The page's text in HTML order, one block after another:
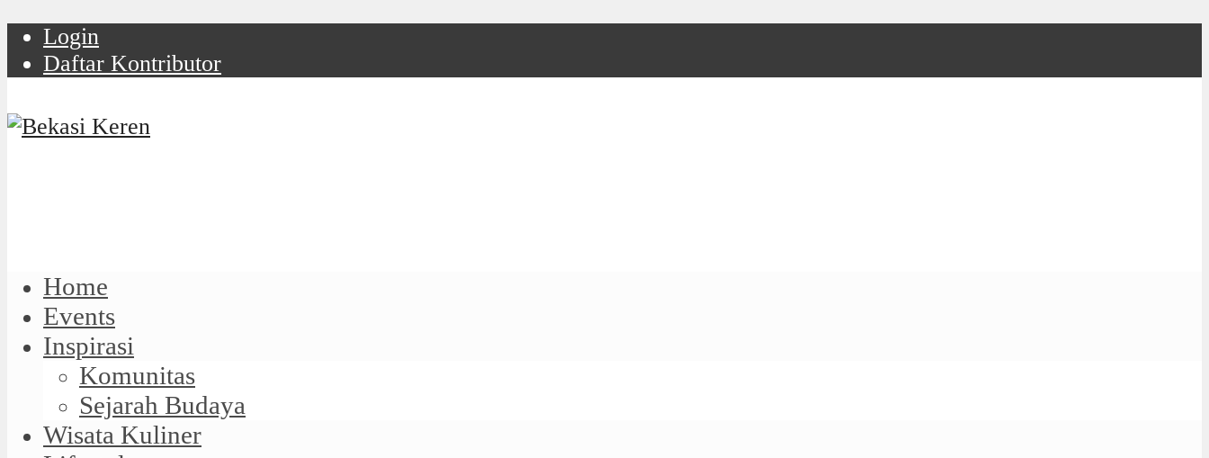
Login
Daftar Kontributor
Home
Events
Inspirasi
Komunitas
Sejarah Budaya
Wisata Kuliner